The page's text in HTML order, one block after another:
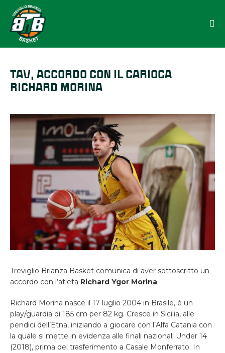
TAV, ACCORDO CON IL CARIOCA
RICHARD MORINA
Treviglio Brianza Basket comunica di aver sottoscritto un
accordo con l’atleta Richard Ygor Morina.
Richard Morina nasce il 17 luglio 2004 in Brasile, è un
play/guardia di 185 cm per 82 kg. Cresce in Sicilia, alle
pendici dell’Etna, iniziando a giocare con l’Alfa Catania con
la quale si mette in evidenza alle finali nazionali Under 14
(2018), prima del trasferimento a Casale Monferrato. In